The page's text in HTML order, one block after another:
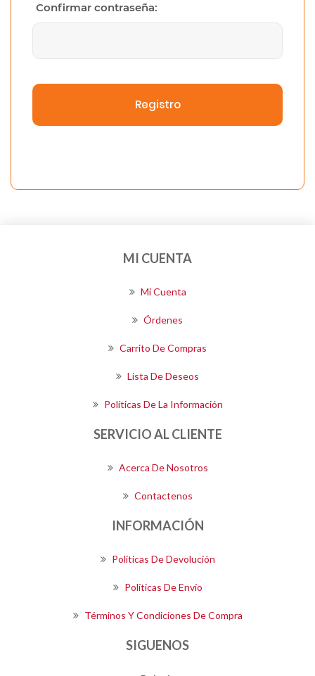
Confirmar contraseña:
Registro
MI CUENTA
Mi Cuenta
Órdenes
Carrito De Compras
Lista De Deseos
Políticas De La Información
SERVICIO AL CLIENTE
Acerca De Nosotros
Contactenos
INFORMACIÓN
Políticas De Devolución
Políticas De Envío
Términos Y Condiciones De Compra
SIGUENOS